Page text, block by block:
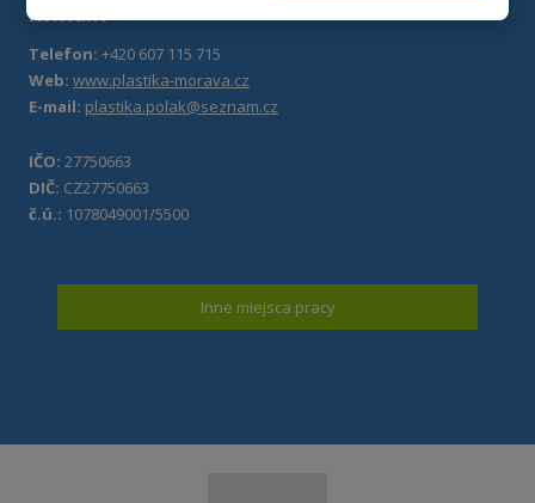
Kontakt
Telefon: +420 607 115 715
Web: www.plastika-morava.cz
E-mail: plastika.polak@seznam.cz
IČO: 27750663
DIČ: CZ27750663
č.ú.: 1078049001/5500
Inne miejsca pracy